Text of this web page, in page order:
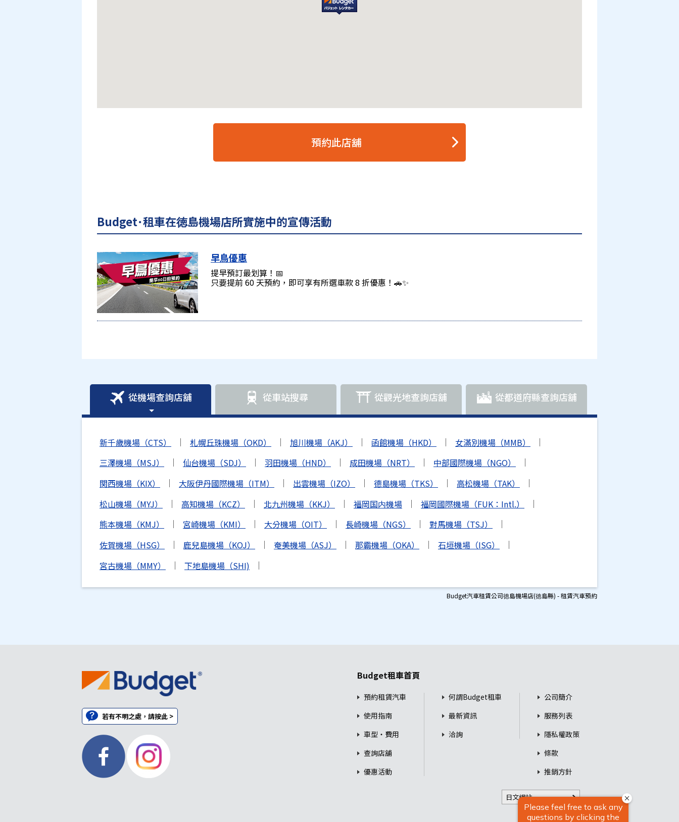
預約此店舖
Budget･租車在徳島機場店所實施中的宣傳活動
早鳥優惠
提早預訂最划算！📅
只要提前 60 天預約，即可享有所選車款 8 折優惠！🚗✨
從機場查詢店舖 從車站搜尋 從觀光地查詢店舖 從都道府縣查詢店舖
新千歲機場（CTS） 札幌丘珠機場（OKD） 旭川機場（AKJ） 函館機場（HKD）
女滿別機場（MMB）
三澤機場（MSJ）
仙台機場（SDJ） 羽田機場（HND） 成田機場（NRT）
中部國際機場（NGO）
関西機場（KIX）
大阪伊丹國際機場（ITM） 出雲機場（IZO） 德島機場（TKS）
高松機場（TAK）
松山機場（MYJ）
高知機場（KCZ） 北九州機場（KKJ） 福岡国内機場
福岡國際機場（FUK：Intl.）
熊本機場（KMJ）
宮崎機場（KMI） 大分機場（OIT） 長崎機場（NGS）
對馬機場（TSJ）
佐賀機場（HSG）
鹿兒島機場（KOJ） 奄美機場（ASJ） 那霸機場（OKA）
石垣機場（ISG）
宮古機場（MMY）
下地島機場（SHI)
Budget汽車租賃公司徳島機場店(徳島縣) - 租賃汽車預約
若有不明之處，請按此 >
Budget租車首頁
預約租賃汽車
使用指南
車型・費用
查詢店舖
優惠活動
何謂Budget租車
最新資訊
洽詢
公司簡介
服務列表
隱私權政策
條款
推銷方針
日文網站